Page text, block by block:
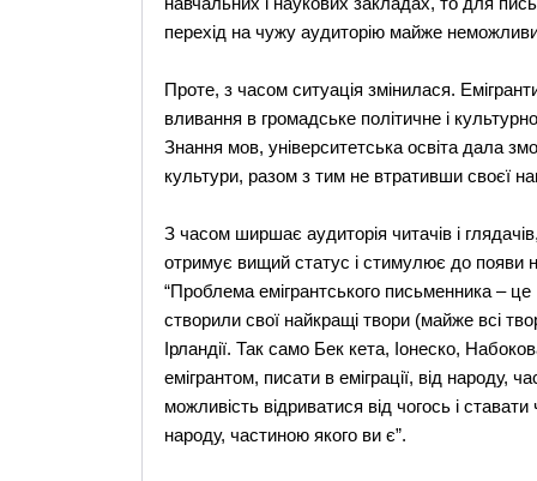
перехід на чужу аудиторію майже
Проте, з часом ситуація змінилася.
вливання в громадське політичне і
Знання мов, університетська освіта дала
культури, разом з тим не втративши своєї
З часом ширшає аудиторія читачів і
отримує вищий статус і стимулює до появи
“Проблема емігрантського письменника –
створили свої найкращі твори (майже всі
Ірландії. Так само Бек кета, Іонеско,
емігрантом, писати в еміграції, від
можливість відриватися від чогось і
народу, частиною якого ви є”.